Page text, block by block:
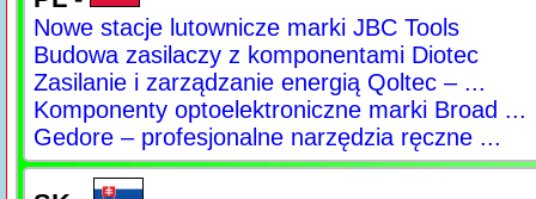
Nowe stacje lutownicze marki JBC Tools
Budowa zasilaczy z komponentami Diotec
Zasilanie i zarządzanie energią Qoltec – ...
Komponenty optoelektroniczne marki Broad ...
Gedore – profesjonalne narzędzia ręczne ...